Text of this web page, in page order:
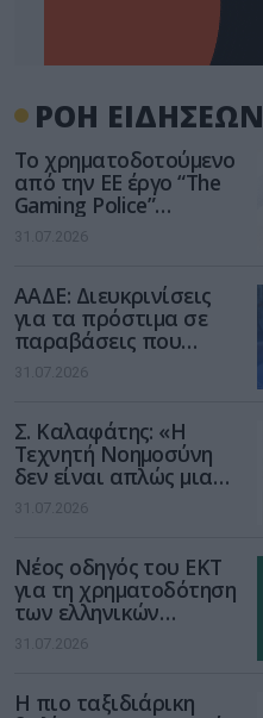
ΡΟΗ ΕΙΔΗΣΕΩΝ
Το χρηματοδοτούμενο
από την ΕΕ έργο “The
Gaming Police”
ενισχύει την ασφάλεια
των παιδιών στο
31.07.2026
ΑΑΔΕ: Διευκρινίσεις
για τα πρόστιμα σε
παραβάσεις που
αφορούν τους ΦΗΜ
31.07.2026
Σ. Καλαφάτης: «Η
Τεχνητή Νοημοσύνη
δεν είναι απλώς μια
νέα τεχνολογία, είναι
μια νέα βιομηχανική
31.07.2026
Νέος οδηγός του ΕΚΤ
για τη χρηματοδότηση
των ελληνικών
επιχειρήσεων στον
χώρο της άμυνας
31.07.2026
Η πιο ταξιδιάρικη